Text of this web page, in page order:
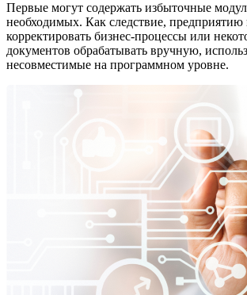
Первые могут содержать избыточные
необходимых. Как следствие, предприятию
корректировать бизнес-процессы или
документов обрабатывать вручную,
несовместимые на программном уровне.